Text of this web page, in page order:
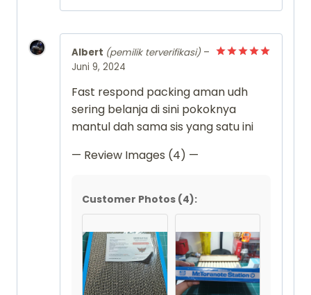
Albert (pemilik terverifikasi) –
Juni 9, 2024
Fast respond packing aman udh
sering belanja di sini pokoknya
mantul dah sama sis yang satu ini
— Review Images (4) —
Customer Photos (4):